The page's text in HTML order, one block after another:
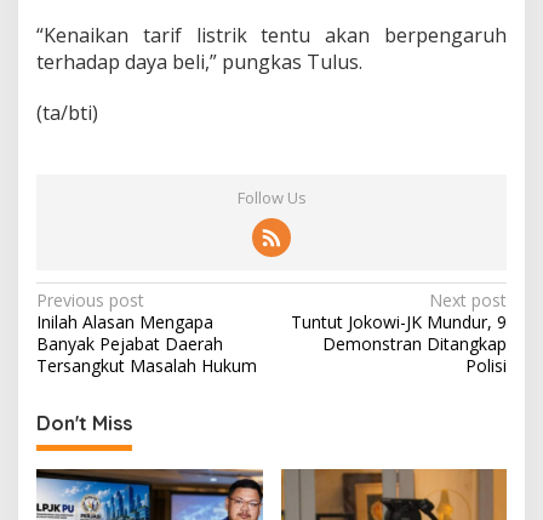
“Kenaikan tarif listrik tentu akan berpengaruh
terhadap daya beli,” pungkas Tulus.
(ta/bti)
Follow Us
P
o
s
t
n
a
v
Previous post
Inilah Alasan Mengapa
Banyak Pejabat Daerah
Tersangkut Masalah Hukum
Next post
Tuntut Jokowi-JK Mundur, 9
Demonstran Ditangkap
Polisi
Don't Miss